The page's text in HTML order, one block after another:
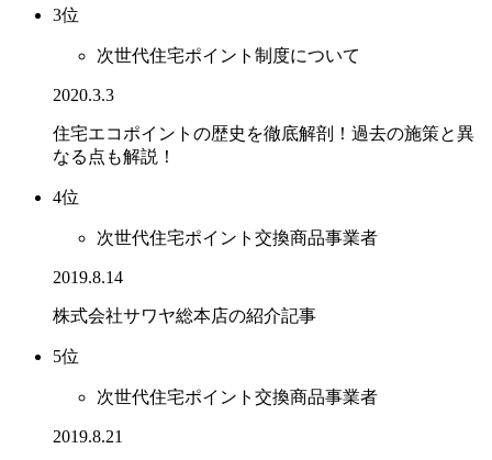
3位
次世代住宅ポイント制度について
2020.3.3
住宅エコポイントの歴史を徹底解剖！過去の施策と異
なる点も解説！
4位
次世代住宅ポイント交換商品事業者
2019.8.14
株式会社サワヤ総本店の紹介記事
5位
次世代住宅ポイント交換商品事業者
2019.8.21